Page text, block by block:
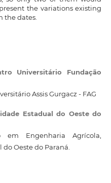
the variations existing
the dates.
Universitário Fundação
Assis Gurgacz - FAG
Estadual do Oeste do
em Engenharia Agrícola,
do Oeste do Paraná.